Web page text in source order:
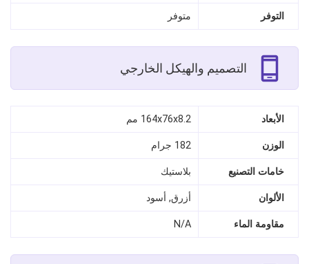
التوفر متوفر
التصميم والهيكل الخارجي
الأبعاد 164x76x8.2 مم
الوزن 182 جرام
خامات التصنيع بلاستيك
الألوان أزرق, أسود
مقاومة الماء N/A